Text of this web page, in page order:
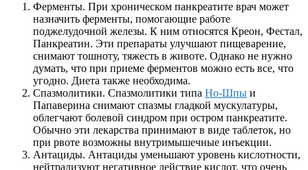
Ферменты. При хроническом панкреатите врач может
назначить ферменты, помогающие работе
поджелудочной железы. К ним относятся Креон, Фестал,
Панкреатин. Эти препараты улучшают пищеварение,
снимают тошноту, тяжесть в животе. Однако не нужно
думать, что при приеме ферментов можно есть все, что
угодно. Диета также необходима.
Спазмолитики. Спазмолитики типа Но-Шпы и
Папаверина снимают спазмы гладкой мускулатуры,
облегчают болевой синдром при остром панкреатите.
Обычно эти лекарства принимают в виде таблеток, но
при рвоте возможны внутримышечные инъекции.
Антациды. Антациды уменьшают уровень кислотности,
нейтрализуют негативное действие кислот, что очень